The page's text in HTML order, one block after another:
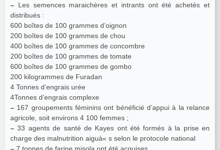
– Les semences maraichères et intrants ont été achetés et
distribués :
600 boîtes de 100 grammes d’oignon
200 boîtes de 100 grammes de chou
400 boîtes de 100 grammes de concombre
200 boîtes de 100 grammes de tomate
600 boîtes de 100 grammes de gombo
200 kilogrammes de Furadan
4 Tonnes d’engrais urée
4Tonnes d’engrais complexe
– 167 groupements féminins ont bénéficié d’appui à la relance
agricole, soit environs 4 100 femmes ;
– 33 agents de santé de Kayes ont été formés à la prise en
charge des malnutrition aiguà« s selon le protocole national